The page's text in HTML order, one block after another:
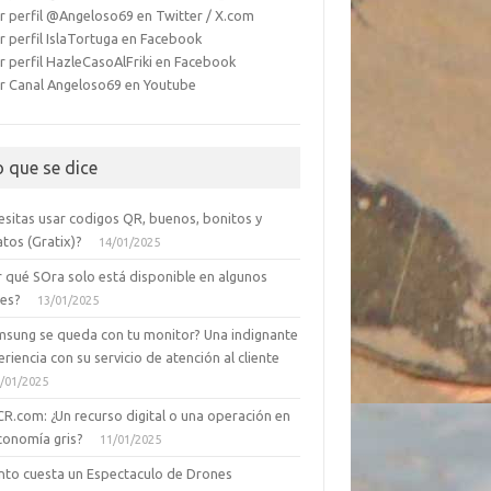
perfil @Angeloso69 en Twitter / X.com
perfil IslaTortuga en Facebook
perfil HazleCasoAlFriki en Facebook
Canal Angeloso69 en Youtube
que se dice
usar codigos QR, buenos, bonitos y
(Gratix)?
14/01/2025
qué SOra solo está disponible en algunos
13/01/2025
se queda con tu monitor? Una indignante
con su servicio de atención al cliente
01/2025
¿Un recurso digital o una operación en
gris?
11/01/2025
cuesta un Espectaculo de Drones